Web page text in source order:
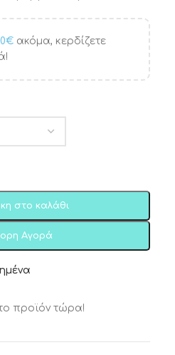
€ ακόμα, κερδίζετε
στο καλάθι
Αγορά
προϊόν τώρα!